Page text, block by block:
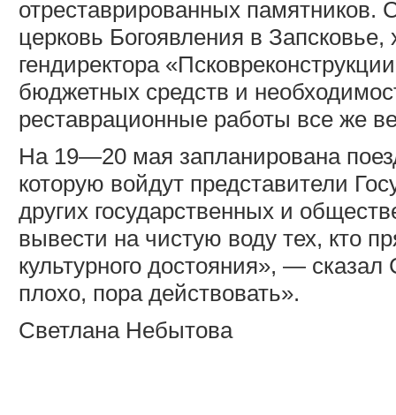
отреставрированных памятников.
церковь Богоявления в
гендиректора
бюджетных средств и
реставрационные работы все же
На 19—20 мая запланирована
которую войдут представители
других государственных и
вывести на чистую воду тех, кто
культурного достояния», —
плохо, пора действовать».
Светлана Небытова